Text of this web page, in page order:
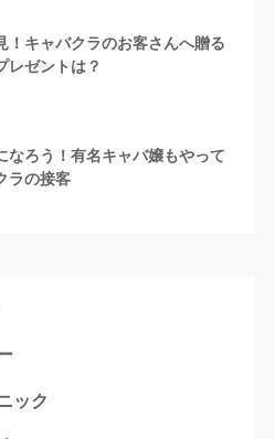
！キャバクラのお客さんへ贈る
レゼントは？
なろう！有名キャバ嬢もやって
ラの接客
ック